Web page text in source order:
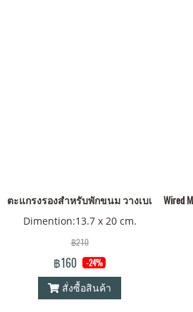
ตะแกรงรองสำหรับพักขนม วางเบเกอรี่
Dimention:13.7 x 20 cm.
฿210
฿160 -24%
สั่งซื้อสินค้า
Wired